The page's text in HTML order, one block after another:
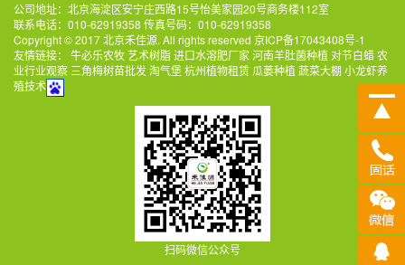
公司地址：北京海淀区安宁庄西路15号怡美家园20号商务楼112室
联系电话：010-62919358 传真号码：010-62919358
Copyright © 2017 北京禾佳源. All rights reserved 京ICP备17043408号-1
友情链接： 牛必乐农牧艺术树脂进口水溶肥厂家 河南羊肚菌种植 对节白蜡农
业行业观察 三角梅树苗批发淘气堡杭州植物租赁 瓜蒌种植 蔬菜大棚 小龙虾养
殖技术
扫码微信公众号